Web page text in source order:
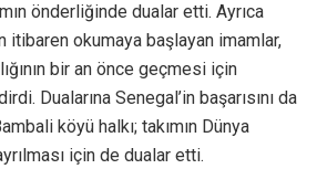
önderliğinde dualar etti. Ayrıca
itibaren okumaya başlayan imamlar,
bir an önce geçmesi için
Dualarına Senegal’in başarısını da
köyü halkı; takımın Dünya
için de dualar etti.